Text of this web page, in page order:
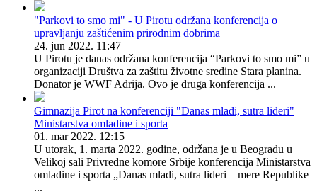
"Parkovi to smo mi" - U Pirotu održana konferencija o
upravljanju zaštićenim prirodnim dobrima
24. jun 2022. 11:47
U Pirotu je danas održana konferencija “Parkovi to smo mi” u
organizaciji Društva za zaštitu životne sredine Stara planina.
Donator je WWF Adrija. Ovo je druga konferencija ...
Gimnazija Pirot na konferenciji "Danas mladi, sutra lideri"
Ministarstva omladine i sporta
01. mar 2022. 12:15
U utorak, 1. marta 2022. godine, održana je u Beogradu u
Velikoj sali Privredne komore Srbije konferencija Ministarstva
omladine i sporta „Danas mladi, sutra lideri – mere Republike
...